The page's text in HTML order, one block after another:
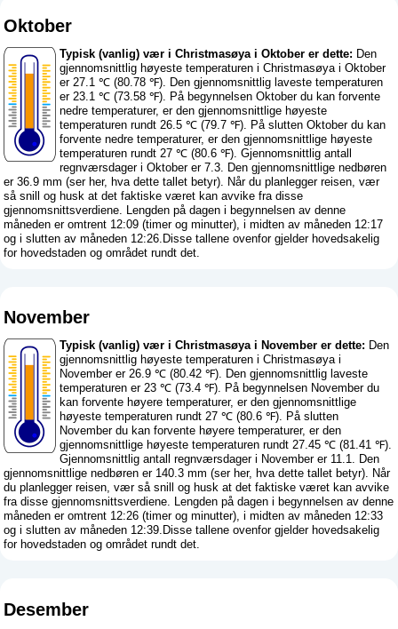
Oktober
Typisk (vanlig) vær i Christmasøya i Oktober er dette: Den
gjennomsnittlig høyeste temperaturen i Christmasøya i Oktober
er 27.1 ℃ (80.78 ℉). Den gjennomsnittlig laveste temperaturen
er 23.1 ℃ (73.58 ℉). På begynnelsen Oktober du kan forvente
nedre temperaturer, er den gjennomsnittlige høyeste
temperaturen rundt 26.5 ℃ (79.7 ℉). På slutten Oktober du kan
forvente nedre temperaturer, er den gjennomsnittlige høyeste
temperaturen rundt 27 ℃ (80.6 ℉). Gjennomsnittlig antall
regnværsdager i Oktober er 7.3. Den gjennomsnittlige nedbøren
er 36.9 mm (ser her, hva dette tallet betyr). Når du planlegger reisen, vær
så snill og husk at det faktiske været kan avvike fra disse
gjennomsnittsverdiene. Lengden på dagen i begynnelsen av denne
måneden er omtrent 12:09 (timer og minutter), i midten av måneden 12:17
og i slutten av måneden 12:26.Disse tallene ovenfor gjelder hovedsakelig
for hovedstaden og området rundt det.
November
Typisk (vanlig) vær i Christmasøya i November er dette: Den
gjennomsnittlig høyeste temperaturen i Christmasøya i
November er 26.9 ℃ (80.42 ℉). Den gjennomsnittlig laveste
temperaturen er 23 ℃ (73.4 ℉). På begynnelsen November du
kan forvente høyere temperaturer, er den gjennomsnittlige
høyeste temperaturen rundt 27 ℃ (80.6 ℉). På slutten
November du kan forvente høyere temperaturer, er den
gjennomsnittlige høyeste temperaturen rundt 27.45 ℃ (81.41 ℉).
Gjennomsnittlig antall regnværsdager i November er 11.1. Den
gjennomsnittlige nedbøren er 140.3 mm (ser her, hva dette tallet betyr). Når
du planlegger reisen, vær så snill og husk at det faktiske været kan avvike
fra disse gjennomsnittsverdiene. Lengden på dagen i begynnelsen av denne
måneden er omtrent 12:26 (timer og minutter), i midten av måneden 12:33
og i slutten av måneden 12:39.Disse tallene ovenfor gjelder hovedsakelig
for hovedstaden og området rundt det.
Desember